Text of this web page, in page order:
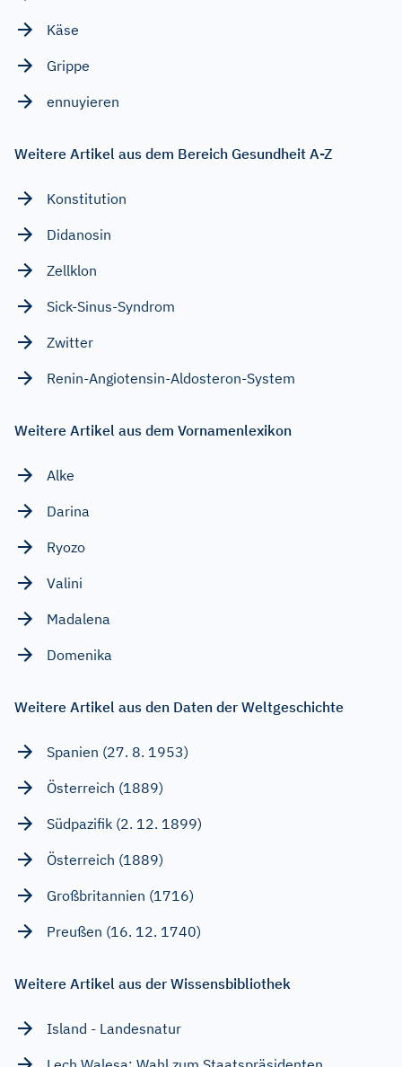
Käse
Grippe
ennuyieren
Weitere Artikel aus dem Bereich Gesundheit A-Z
Konstitution
Didanosin
Zellklon
Sick-Sinus-Syndrom
Zwitter
Renin-Angiotensin-Aldosteron-System
Weitere Artikel aus dem Vornamenlexikon
Alke
Darina
Ryozo
Valini
Madalena
Domenika
Weitere Artikel aus den Daten der Weltgeschichte
Spanien (27. 8. 1953)
Österreich (1889)
Südpazifik (2. 12. 1899)
Österreich (1889)
Großbritannien (1716)
Preußen (16. 12. 1740)
Weitere Artikel aus der Wissensbibliothek
Island - Landesnatur